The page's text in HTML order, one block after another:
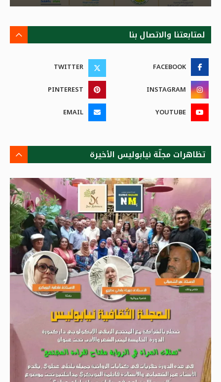
لمتابعتنا والاتصال بنا
FACEBOOK
TWITTER
INSTAGRAM
PINTEREST
YOUTUBE
EMAIL
تظاهرات مجلّة نيابوليس الأخيرة